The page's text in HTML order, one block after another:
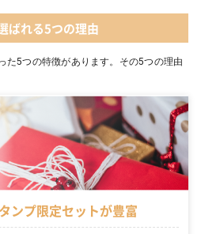
ばれる5つの理由
た5つの特徴があります。その5つの理由
ンプ限定セットが豊富